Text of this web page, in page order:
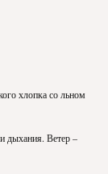
хлопка со льном
дыхания. Ветер –